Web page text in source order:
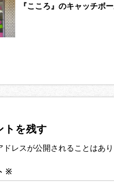
『こころ』のキャッチボ
トを残す
ドレスが公開されることはあり
※